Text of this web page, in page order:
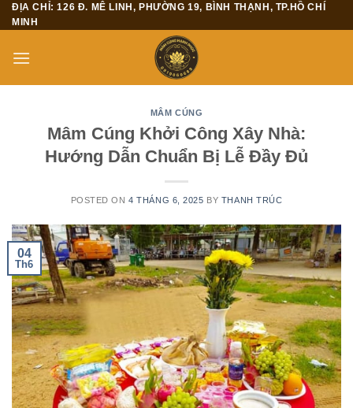
Skip
to
ĐỊA CHỈ: 126 Đ. MÊ LINH, PHƯỜNG 19, BÌNH THẠNH, TP.HỒ CHÍ
MINH
MÂM CÚNG
Mâm Cúng Khởi Công Xây Nhà:
Hướng Dẫn Chuẩn Bị Lễ Đầy Đủ
POSTED ON4 THÁNG 6, 2025 BY THANH TRÚC
04
Th6